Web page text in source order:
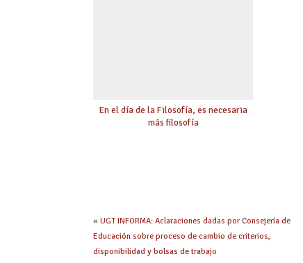
En el día de la Filosofía, es necesaria
más filosofía
«UGT INFORMA: Aclaraciones dadas por Consejería de
Educación sobre proceso de cambio de criterios,
disponibilidad y bolsas de trabajo